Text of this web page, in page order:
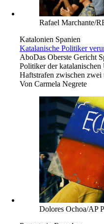
Rafael Marchante/
Katalonien Spanien
Katalanische Politiker
AboDas Oberste Gericht
Politiker der
Haftstrafen zwischen zwei
Von Carmela Negrete
Dolores Ochoa/AP